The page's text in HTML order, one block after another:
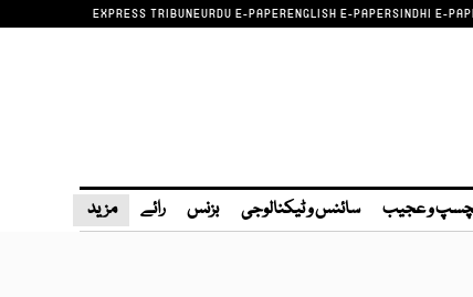
EXPRESS TRIBUNEURDU E-PAPERENGLISH E-PAPERSINDHI E-
و عجیب سائنس و ٹیکنالوجی بزنس رائے مزید